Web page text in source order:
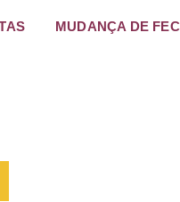
MUDANÇA DE